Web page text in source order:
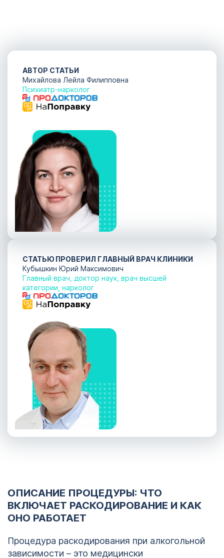
АВТОР СТАТЬИ
Михайлова Лейла Филипповна
Психиатр-нарколог
СТАТЬЮ ПРОВЕРИЛ ГЛАВНЫЙ ВРАЧ КЛИНИКИ
Кубышкин Юрий Максимович
Главный врач, доктор наук, врач высшей
категории, нарколог
ОПИСАНИЕ ПРОЦЕДУРЫ: ЧТО
ВКЛЮЧАЕТ РАСКОДИРОВАНИЕ И КАК
ОНО РАБОТАЕТ
Процедура раскодирования при алкогольной
зависимости – это медицински